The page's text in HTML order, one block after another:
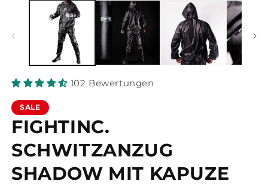
102 Bewertungen
SALE
FIGHTINC.
SCHWITZANZUG
SHADOW MIT KAPUZE